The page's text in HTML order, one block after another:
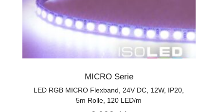
MICRO Serie
LED RGB MICRO Flexband, 24V DC, 12W, IP20,
5m Rolle, 120 LED/m